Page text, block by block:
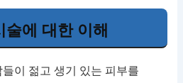
술에 대한 이해
이 젊고 생기 있는 피부를